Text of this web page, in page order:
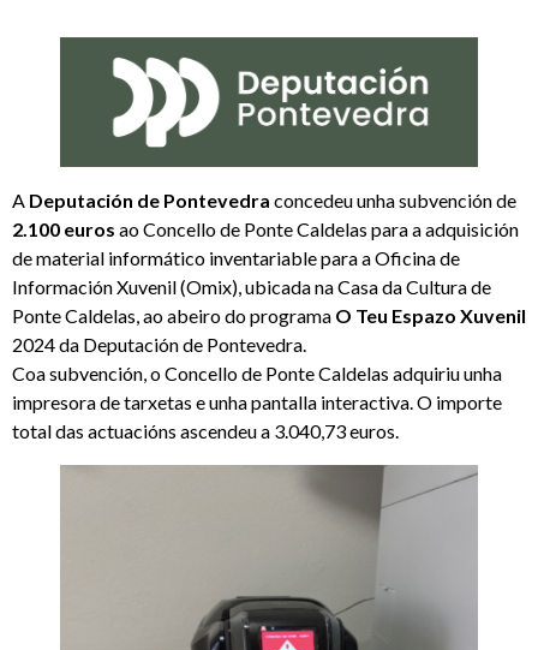
A Deputación de Pontevedra concedeu unha subvención de
2.100 euros ao Concello de Ponte Caldelas para a adquisición
de material informático inventariable para a Oficina de
Información Xuvenil (Omix), ubicada na Casa da Cultura de
Ponte Caldelas, ao abeiro do programa O Teu Espazo Xuvenil
2024 da Deputación de Pontevedra.
Coa subvención, o Concello de Ponte Caldelas adquiriu unha
impresora de tarxetas e unha pantalla interactiva. O importe
total das actuacións ascendeu a 3.040,73 euros.